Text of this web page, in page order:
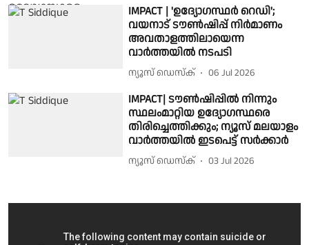
IMPACT | 'ഉദ്യോഗസ്ഥർ റെഡി';
വയനാട് ടൗൺഷിപ്പ് നിർമാണം
അവതാളത്തിലായെന്ന
വാർത്തയിൽ നടപടി
ന്യൂസ് ഡെസ്ക് 06 Jul 2026
IMPACT| ടൗൺഷിപ്പിൽ നിന്നും
സ്ഥലംമാറ്റിയ ഉദ്യോഗസ്ഥരെ
തിരിച്ചെത്തിക്കും; ന്യൂസ് മലയാളം
വാർത്തയിൽ ഇടപെട്ട് സർക്കാർ
ന്യൂസ് ഡെസ്ക് 03 Jul 2026